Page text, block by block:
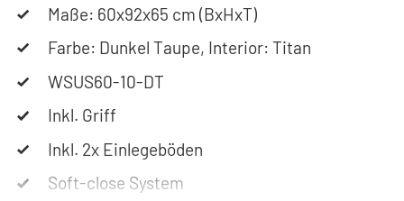
Sie können uns auch jederzeit telefonisch oder
Maße: 60x92x65 cm (BxHxT)
Farbe: Dunkel Taupe, Interior: Titan
WSUS60-10-DT
Inkl. Griff
Inkl. 2x Einlegeböden
Soft-close System